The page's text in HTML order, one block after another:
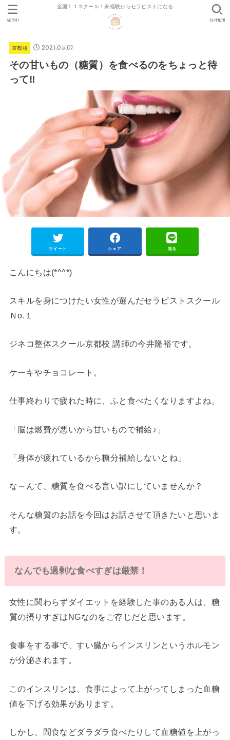
全国１１スクール！未経験からセラピストになる
SEARCH
MENU
京都校 2021.05.07
その甘いもの（糖質）を食べるのをちょっと待
って‼
ツイート シェア 送る
こんにちは(*^^*)
スキルを身につけたい女性が選んだセラピストスクール
Ｎо.１
ジネコ整体スクール京都校 講師の今井隆裕です。
ケーキやチョコレート。
仕事終わりで疲れた時に、ふと食べたくなりますよね。
「脳は燃費が悪いから甘いもので補給♪」
「身体が疲れているから糖分補給しないとね」
な～んて、糖質を食べる言い訳にしていませんか？
そんな糖質のお話を今回はお話させて頂きたいと思いま
す。
なんでも過剰な食べすぎは厳禁！
女性に関わらずダイエットを経験した事のある人は、糖
質の摂りすぎはNGなのをご存じだと思います。
食事をする事で、すい臓からインスリンというホルモン
が分泌されます。
このインスリンは、食事によって上がってしまった血糖
値を下げる効果があります。
しかし、間食などダラダラ食べたりして血糖値を上がっ